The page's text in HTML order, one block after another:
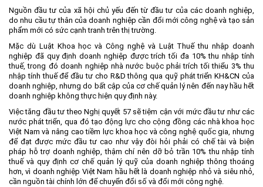
Nguồn đầu tư của xã hội chủ yếu đến từ đầu tư của các doanh nghiệp,
do nhu cầu tự thân của doanh nghiệp cần đổi mới công nghệ và tạo sản
phẩm mới có sức cạnh tranh trên thị trường.
Mặc dù Luật Khoa học và Công nghệ và Luật Thuế thu nhập doanh
nghiệp đã quy định doanh nghiệp được trích tối đa 10% thu nhập tính
thuế, trong đó doanh nghiệp nhà nước buộc phải trích tối thiểu 3% thu
nhập tính thuế để đầu tư cho R&D thông qua quỹ phát triển KH&CN của
doanh nghiệp, nhưng do bất cập của cơ chế quản lý nên đến nay hầu hết
doanh nghiệp không thực hiện quy định này.
Việc tăng đầu tư theo Nghị quyết 57 sẽ tiệm cận với mức đầu tư như các
nước phát triển, qua đó tạo động lực cho cộng đồng các nhà khoa học
Việt Nam và nâng cao tiềm lực khoa học và công nghệ quốc gia, nhưng
để đạt được mức đầu tư cao như vậy đòi hỏi phải có chế tài và biện
pháp hỗ trợ doanh nghiệp, thậm chí nên dỡ bỏ trần 10% thu nhập tính
thuế và quy định cơ chế quản lý quỹ của doanh nghiệp thông thoáng
hơn, vì doanh nghiệp Việt Nam hầu hết là doanh nghiệp nhỏ và siêu nhỏ,
cần nguồn tài chính lớn để chuyển đổi số và đổi mới công nghệ.